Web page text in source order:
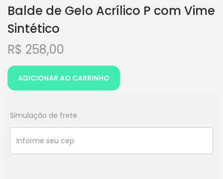
Balde de Gelo Acrílico P com Vime
Sintético
R$ 258,00
ADICIONAR AO CARRINHO
Simulação de frete